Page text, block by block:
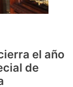
el año
de